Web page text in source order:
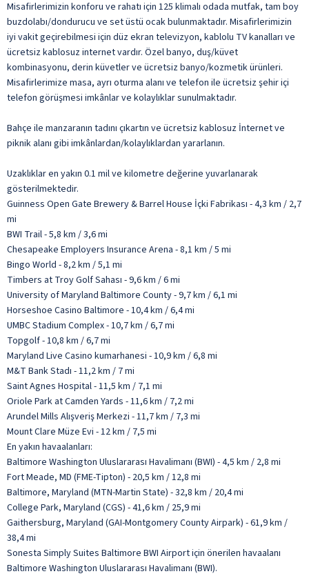
Misafirlerimizin konforu ve rahatı için 125 klimalı odada mutfak, tam boy
buzdolabı/dondurucu ve set üstü ocak bulunmaktadır. Misafirlerimizin
iyi vakit geçirebilmesi için düz ekran televizyon, kablolu TV kanalları ve
ücretsiz kablosuz internet vardır. Özel banyo, duş/küvet
kombinasyonu, derin küvetler ve ücretsiz banyo/kozmetik ürünleri.
Misafirlerimize masa, ayrı oturma alanı ve telefon ile ücretsiz şehir içi
telefon görüşmesi imkânlar ve kolaylıklar sunulmaktadır.
Bahçe ile manzaranın tadını çıkartın ve ücretsiz kablosuz İnternet ve
piknik alanı gibi imkânlardan/kolaylıklardan yararlanın.
Uzaklıklar en yakın 0.1 mil ve kilometre değerine yuvarlanarak
gösterilmektedir.
Guinness Open Gate Brewery & Barrel House İçki Fabrikası - 4,3 km / 2,7
mi
BWI Trail - 5,8 km / 3,6 mi
Chesapeake Employers Insurance Arena - 8,1 km / 5 mi
Bingo World - 8,2 km / 5,1 mi
Timbers at Troy Golf Sahası - 9,6 km / 6 mi
University of Maryland Baltimore County - 9,7 km / 6,1 mi
Horseshoe Casino Baltimore - 10,4 km / 6,4 mi
UMBC Stadium Complex - 10,7 km / 6,7 mi
Topgolf - 10,8 km / 6,7 mi
Maryland Live Casino kumarhanesi - 10,9 km / 6,8 mi
M&T Bank Stadı - 11,2 km / 7 mi
Saint Agnes Hospital - 11,5 km / 7,1 mi
Oriole Park at Camden Yards - 11,6 km / 7,2 mi
Arundel Mills Alışveriş Merkezi - 11,7 km / 7,3 mi
Mount Clare Müze Evi - 12 km / 7,5 mi
En yakın havaalanları:
Baltimore Washington Uluslararası Havalimanı (BWI) - 4,5 km / 2,8 mi
Fort Meade, MD (FME-Tipton) - 20,5 km / 12,8 mi
Baltimore, Maryland (MTN-Martin State) - 32,8 km / 20,4 mi
College Park, Maryland (CGS) - 41,6 km / 25,9 mi
Gaithersburg, Maryland (GAI-Montgomery County Airpark) - 61,9 km /
38,4 mi
Sonesta Simply Suites Baltimore BWI Airport için önerilen havaalanı
Baltimore Washington Uluslararası Havalimanı (BWI).